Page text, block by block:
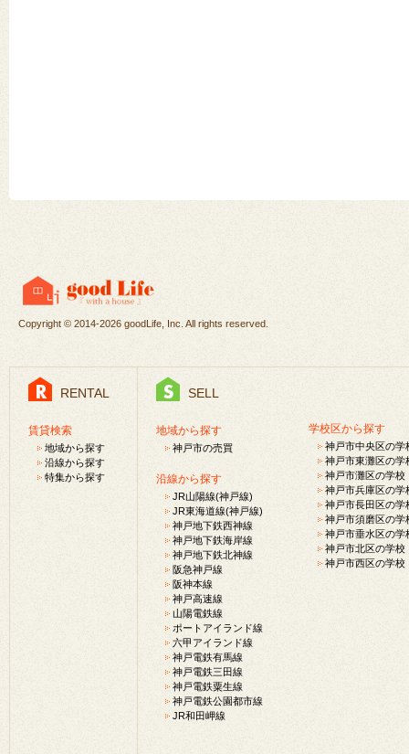
Copyright © 2014-2026 goodLife, Inc. All rights reserved.
RENTAL
賃貸検索
地域から探す
沿線から探す
特集から探す
SELL
地域から探す
神戸市の売買
沿線から探す
JR山陽線(神戸線)
JR東海道線(神戸線)
神戸地下鉄西神線
神戸地下鉄海岸線
神戸地下鉄北神線
阪急神戸線
阪神本線
神戸高速線
山陽電鉄線
ポートアイランド線
六甲アイランド線
神戸電鉄有馬線
神戸電鉄三田線
神戸電鉄粟生線
神戸電鉄公園都市線
JR和田岬線
学校区から探す
神戸市中央区の学
神戸市東灘区の学
神戸市灘区の学校
神戸市兵庫区の学
神戸市長田区の学
神戸市須磨区の学
神戸市垂水区の学
神戸市北区の学校
神戸市西区の学校